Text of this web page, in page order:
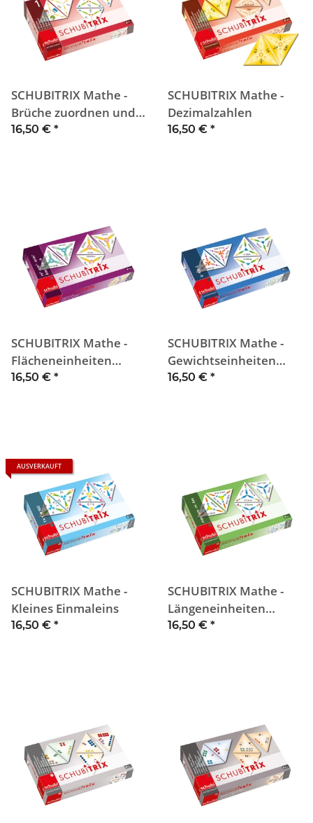
SCHUBITRIX Mathe -
Brüche zuordnen und
umwandeln (1)
16,50 € *
SCHUBITRIX Mathe -
Dezimalzahlen
16,50 € *
SCHUBITRIX Mathe -
Flächeneinheiten
umwandeln
16,50 € *
SCHUBITRIX Mathe -
Gewichtseinheiten
umwandeln
16,50 € *
AUSVERKAUFT
SCHUBITRIX Mathe -
Kleines Einmaleins
16,50 € *
SCHUBITRIX Mathe -
Längeneinheiten
umwandeln
16,50 € *